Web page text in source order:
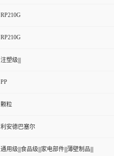
RP210G
RP210G
注塑级|||
PP
颗粒
利安德巴塞尔
通用级|||食品级|||家电部件|||薄壁制品|||